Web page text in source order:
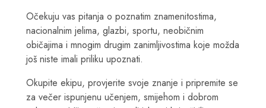
Očekuju vas pitanja o poznatim znamenitostima,
nacionalnim jelima, glazbi, sportu, neobičnim
običajima i mnogim drugim zanimljivostima koje možda
još niste imali priliku upoznati.
Okupite ekipu, provjerite svoje znanje i pripremite se
za večer ispunjenu učenjem, smijehom i dobrom